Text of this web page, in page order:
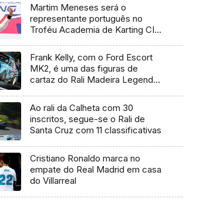
Martim Meneses será o
representante português no
Troféu Academia de Karting CIK-
Frank Kelly, com o Ford Escort
MK2, é uma das figuras de
cartaz do Rali Madeira Legend
Ao rali da Calheta com 30
inscritos, segue-se o Rali de
Santa Cruz com 11 classificativas
Cristiano Ronaldo marca no
empate do Real Madrid em casa
do Villarreal